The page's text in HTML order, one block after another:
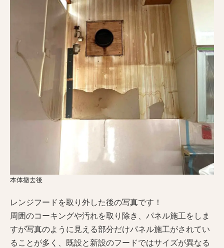
本体撤去後
レンジフードを取り外した後の写真です！
周囲のコーキングや汚れを取り除き、パネル施工をしま
すが写真のように見える部分だけパネル施工がされてい
ることが多く、既設と新設のフードではサイズが異なる